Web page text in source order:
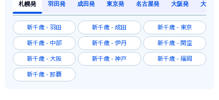
札幌発 羽田発 成田発 東京発 名古屋発 大阪発 大阪発
新千歳 - 羽田 新千歳 - 成田 新千歳 - 東京
新千歳 - 中部 新千歳 - 伊丹 新千歳 - 関空
新千歳 - 大阪 新千歳 - 神戸 新千歳 - 福岡
新千歳 - 那覇